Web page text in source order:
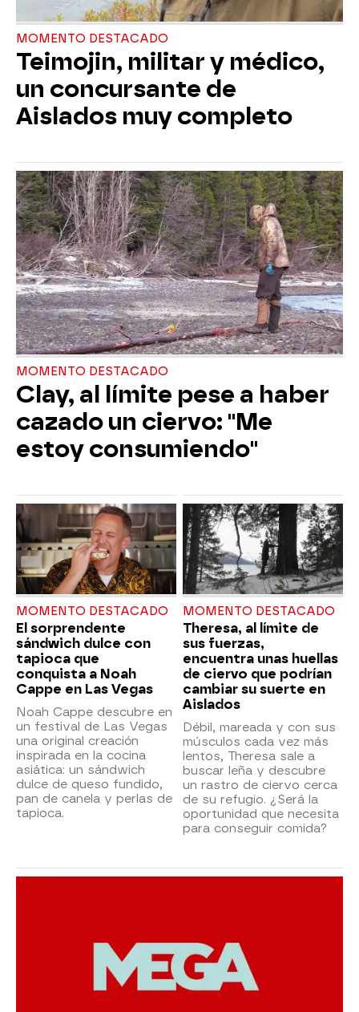
MOMENTO DESTACADO
Teimojin, militar y médico,
un concursante de
Aislados muy completo
MOMENTO DESTACADO
Clay, al límite pese a haber
cazado un ciervo: "Me
estoy consumiendo"
MOMENTO DESTACADO
El sorprendente
sándwich dulce con
tapioca que
conquista a Noah
Cappe en Las Vegas
Noah Cappe descubre en
un festival de Las Vegas
una original creación
inspirada en la cocina
asiática: un sándwich
dulce de queso fundido,
pan de canela y perlas de
tapioca.
MOMENTO DESTACADO
Theresa, al límite de
sus fuerzas,
encuentra unas huellas
de ciervo que podrían
cambiar su suerte en
Aislados
Débil, mareada y con sus
músculos cada vez más
lentos, Theresa sale a
buscar leña y descubre
un rastro de ciervo cerca
de su refugio. ¿Será la
oportunidad que necesita
para conseguir comida?